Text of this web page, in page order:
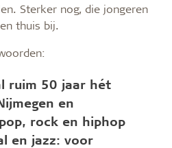
Sterker nog, die jongeren
thuis bij.
ruim 50 jaar hét
en
rock en hiphop
en jazz: voor